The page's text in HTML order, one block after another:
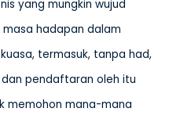
yang mungkin wujud
hadapan dalam
termasuk, tanpa had,
pendaftaran oleh itu
memohon mana-mana